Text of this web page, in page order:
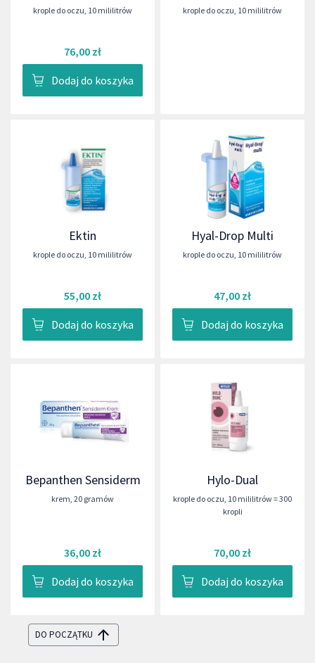
krople do oczu 10 mililitrów
76,00 zł
Dodaj do koszyka
krople do oczu 10 mililitrów
Ektin
krople do oczu 10 mililitrów
55,00 zł
Dodaj do koszyka
Hyal-Drop Multi
krople do oczu 10 mililitrów
47,00 zł
Dodaj do koszyka
Bepanthen Sensiderm
krem 20 gramów
36,00 zł
Dodaj do koszyka
Hylo-Dual
krople do oczu 10 mililitrów = 300
kropli
70,00 zł
Dodaj do koszyka
DO POCZĄTKU